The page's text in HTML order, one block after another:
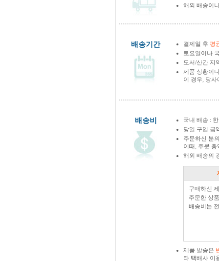
해외 배송이
배송기간 결제일 후 평
토요일이나
도서/산간 지
제품 상황이
이 경우, 당
배송비
국내 배송 :
당일 구입 금
주문하신 분
이때, 주문
해외 배송의
구매하신
주문한 상
배송비는
제품 발송은
타 택배사 이